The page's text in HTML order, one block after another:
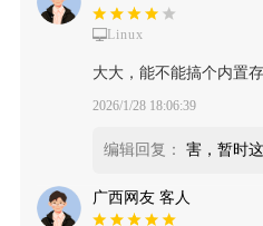
Linux
大大，能不能搞个内置
2026/1/28 18:06:39
编辑回复： 害，暂时
广西网友 客人